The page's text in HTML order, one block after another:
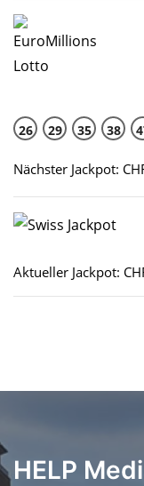
26 29 35 38
Nächster Jackpot:
Aktueller Jackpot:
HELP